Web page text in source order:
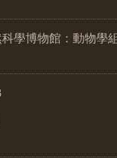
學博物館：動物學